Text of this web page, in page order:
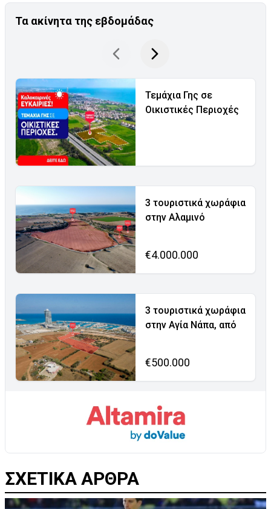
Τα ακίνητα της εβδομάδας
Τεμάχια Γης σε
Οικιστικές Περιοχές
3 τουριστικά χωράφια
στην Αλαμινό
€4.000.000
3 τουριστικά χωράφια
στην Αγία Νάπα, από
€500.000
ΣΧΕΤΙΚΑ ΑΡΘΡΑ